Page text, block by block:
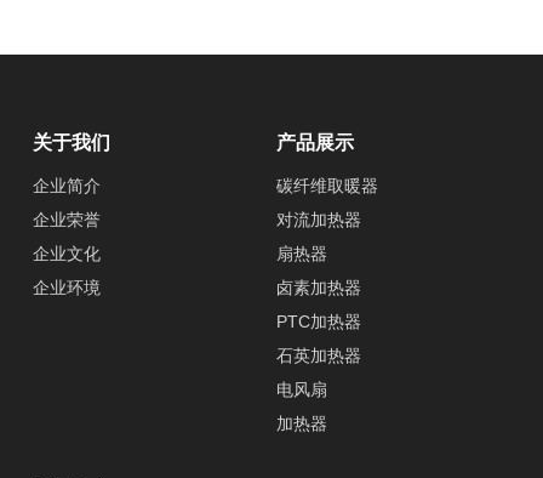
关于我们
企业简介
企业荣誉
企业文化
企业环境
产品展示
碳纤维取暖器
对流加热器
扇热器
卤素加热器
PTC加热器
石英加热器
电风扇
加热器